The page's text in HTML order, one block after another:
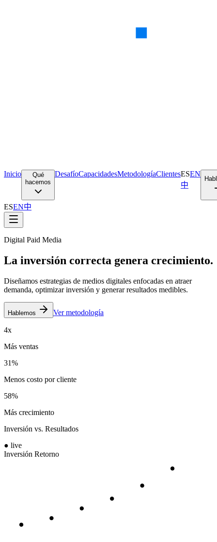
Inicio
Qué
hacemos
DesafíoCapacidadesMetodologíaClientesESEN
中
ESEN中
Digital Paid Media
La inversión correcta genera crecimiento.
Diseñamos estrategias de medios digitales enfocadas en atraer
demanda, optimizar inversión y generar resultados medibles.
Hablemos Ver metodología
4x
Más ventas
31%
Menos costo por cliente
58%
Más crecimiento
Inversión vs. Resultados
● live
Inversión Retorno